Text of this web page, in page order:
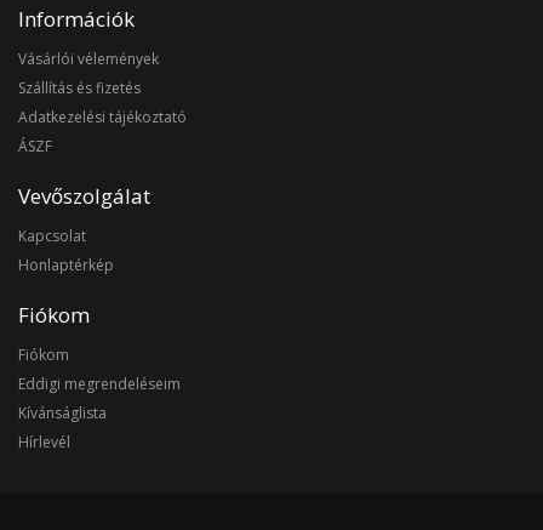
Információk
Vásárlói vélemények
Szállítás és fizetés
Adatkezelési tájékoztató
ÁSZF
Vevőszolgálat
Kapcsolat
Honlaptérkép
Fiókom
Fiókom
Eddigi megrendeléseim
Kívánságlista
Hírlevél